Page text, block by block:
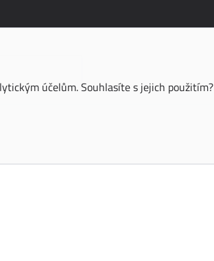
účelům. Souhlasíte s jejich použitím?